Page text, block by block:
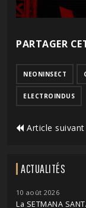
PARTAGER
NEONINSECT
ELECTROINDUS
Article suivant
ACTUALITÉS
10 août 2026
La SETMANA